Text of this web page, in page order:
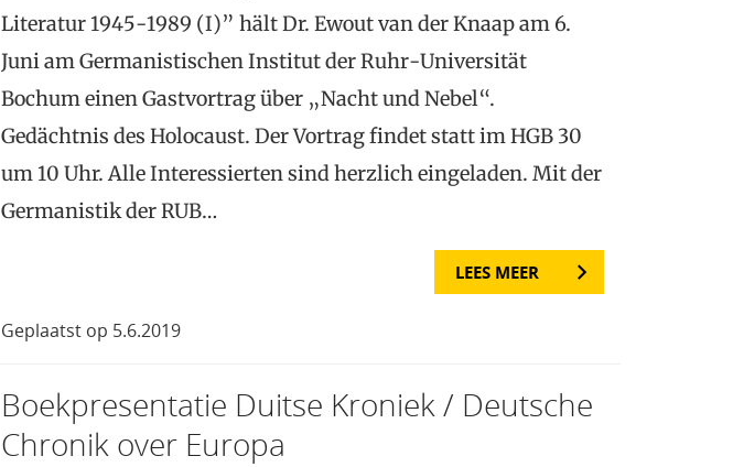
Literatur 1945-1989 (I)” hält Dr. Ewout van der Knaap am 6.
Juni am Germanistischen Institut der Ruhr-Universität
Bochum einen Gastvortrag über „Nacht und Nebel“.
Gedächtnis des Holocaust. Der Vortrag findet statt im HGB 30
um 10 Uhr. Alle Interessierten sind herzlich eingeladen. Mit der
Germanistik der RUB…
LEES MEER
Geplaatst op 5.6.2019
Boekpresentatie Duitse Kroniek / Deutsche
Chronik over Europa